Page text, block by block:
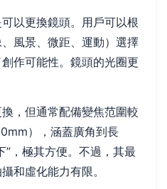
以更換鏡頭。用戶可以根
風景、微距、運動）選擇
作可能性。鏡頭的光圈更
，但通常配備變焦范圍較
），涵蓋廣角到長
”，極其方便。不過，其最
和虛化能力有限。